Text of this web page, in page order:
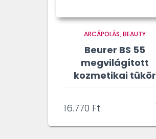
ARCÁPOLÁS BEAUTY
Beurer BS 55
megvilágított
kozmetikai tükör
16.770 Ft